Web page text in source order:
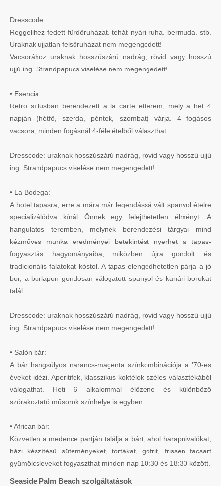
Dresscode:
Reggelihez fedett fürdőruházat, tehát nyári ruha, bermuda, stb.
Uraknak ujjatlan felsőruházat nem megengedett!
Vacsorához uraknak hosszúszárú nadrág, rövid vagy hosszú
ujjú ing. Strandpapucs viselése nem megengedett!
• Esencia:
Retro sítlusban berendezett á la carte étterem, mely a hét 4
napján (hétfő, szerda, péntek, szombat) várja. 4 fogásos
vacsora, minden fogásnál 4-féle ételből választhat.
Dresscode: uraknak hosszúszárú nadrág, rövid vagy hosszú ujjú
ing. Strandpapucs viselése nem megengedett!
• La Bodega:
A hotel tapasra, erre a mára már legendássá vált spanyol ételre
specializálódva kínál Önnek egy felejthetetlen élményt. A
hangulatos teremben, melynek berendezési tárgyai mind
kézműves munka eredményei betekintést nyerhet a tapas-
fogyasztás hagyományaiba, miközben újra gondolt és
tradicionális falatokat kóstol. A tapas elengedhetetlen párja a jó
bor, a borlapon gondosan válogatott spanyol és kanári borokat
talál.
Dresscode: uraknak hosszúszárú nadrág, rövid vagy hosszú ujjú
ing. Strandpapucs viselése nem megengedett!
• Salón bár:
A bár hangsúlyos narancs-magenta színkombinációja a '70-es
éveket idézi. Aperitifek, klasszikus koktélok széles választékából
válogathat. Heti 6 alkalommal élőzene és különböző
szórakoztató műsorok színhelye is egyben.
• African bár:
Közvetlen a medence partján találja a bárt, ahol harapnivalókat,
házi készítésű süteményeket, tortákat, gofrit, frissen facsart
gyümölcsleveket fogyaszthat minden nap 10:30 és 18:30 között.
Seaside Palm Beach szolgáltatások